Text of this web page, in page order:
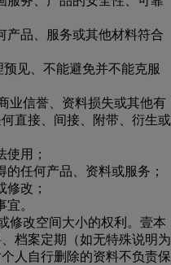
产品、服务或其他材料符合
见、不能避免并不能克服
业信誉、资料损失或其他有
直接、间接、附带、衍生或
用；
任何产品、资料或服务；
改；
。
修改空间大小的权利。壹本
档案定期（如无特殊说明为
人自行删除的资料不负责保